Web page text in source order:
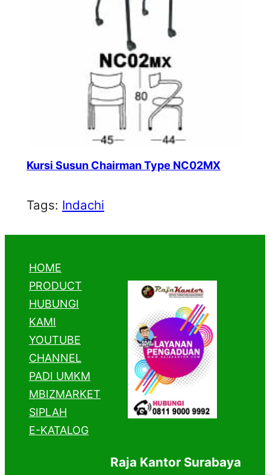
Kursi Susun Chairman Type NC02MX
Tags: Indachi
HOME
PRODUCT
HUBUNGI
KAMI
YOUTUBE
CHANNEL
PADI UMKM
MBIZMARKET
SIPLAH
E-KATALOG
Raja Kantor Surabaya